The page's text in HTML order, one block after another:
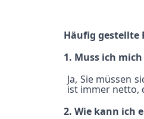
Häufig gestellte
1. Muss ich
Ja, Sie müssen
ist immer netto,
2. Wie kann ich